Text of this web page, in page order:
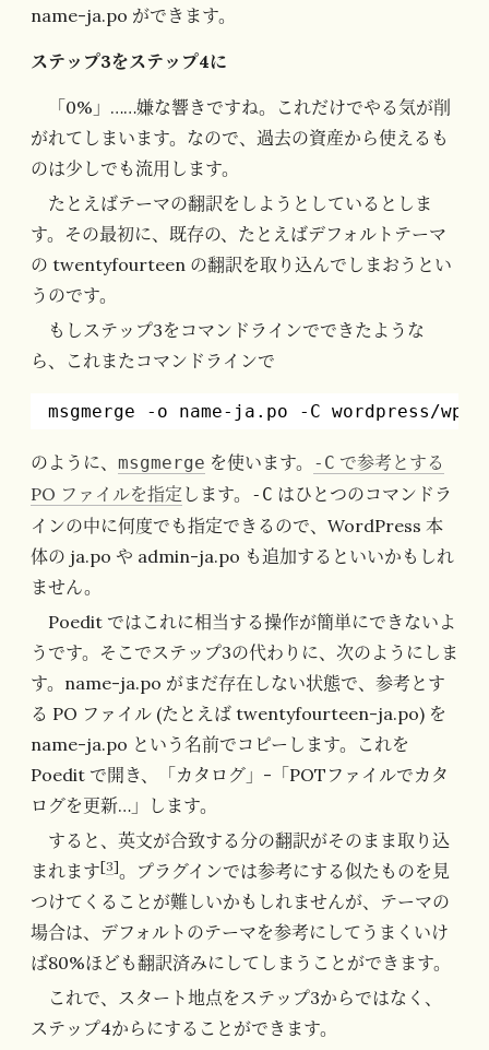
name-ja.po ができます。
ステップ3をステップ4に
「0%」……嫌な響きですね。これだけでやる気が削
がれてしまいます。なので、過去の資産から使えるも
のは少しでも流用します。
たとえばテーマの翻訳をしようとしているとしま
す。その最初に、既存の、たとえばデフォルトテーマ
の twentyfourteen の翻訳を取り込んでしまおうとい
うのです。
もしステップ3をコマンドラインでできたような
ら、これまたコマンドラインで
msgmerge -o name-ja.po -C wordpress /wp-
のように、 msgmerge を使います。 -C で参考とする
PO ファイルを指定 します。 -C はひとつのコマンドラ
インの中に何度でも指定できるので、WordPress 本
体の ja.po や admin-ja.po も追加するといいかもしれ
ません。
Poedit ではこれに相当する操作が簡単にできないよ
うです。そこでステップ3の代わりに、次のようにしま
す。name-ja.po がまだ存在しない状態で、参考とす
る PO ファイル (たとえば twentyfourteen-ja.po) を
name-ja.po という名前でコピーします。これを
Poedit で開き、「カタログ」-「POTファイルでカタ
ログを更新…」します。
すると、英文が合致する分の翻訳がそのまま取り込
まれます[3]。プラグインでは参考にする似たものを見
つけてくることが難しいかもしれませんが、テーマの
場合は、デフォルトのテーマを参考にしてうまくいけ
ば80%ほども翻訳済みにしてしまうことができます。
これで、スタート地点をステップ3からではなく、
ステップ4からにすることができます。